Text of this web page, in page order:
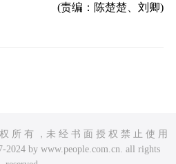
(责编：陈楚楚、刘卿)
所 有 ，未 经 书 面 授 权 禁 止 使 用
by www.people.com.cn. all rights